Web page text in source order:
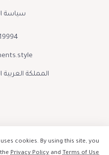
سياسة
المملكة
cookies. By using this site, you
Privacy Policy and Terms of Use